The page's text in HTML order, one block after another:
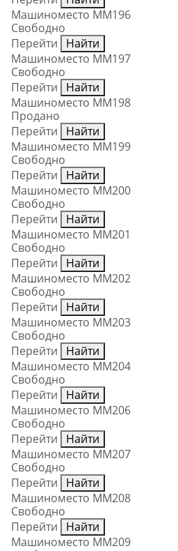
Машиноместо ММ196
Свободно
Перейти
Найти
Машиноместо ММ197
Свободно
Перейти
Найти
Машиноместо ММ198
Продано
Перейти
Найти
Машиноместо ММ199
Свободно
Перейти
Найти
Машиноместо ММ200
Свободно
Перейти
Найти
Машиноместо ММ201
Свободно
Перейти
Найти
Машиноместо ММ202
Свободно
Перейти
Найти
Машиноместо ММ203
Свободно
Перейти
Найти
Машиноместо ММ204
Свободно
Перейти
Найти
Машиноместо ММ206
Свободно
Перейти
Найти
Машиноместо ММ207
Свободно
Перейти
Найти
Машиноместо ММ208
Свободно
Перейти
Найти
Машиноместо ММ209